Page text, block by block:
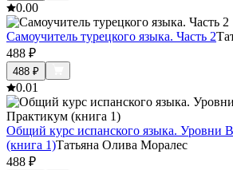
0.00
Самоучитель турецкого языка. Часть 2
488 ₽
488 ₽
0.01
Общий курс испанского языка.
(книга 1)Татьяна Олива Моралес
488 ₽